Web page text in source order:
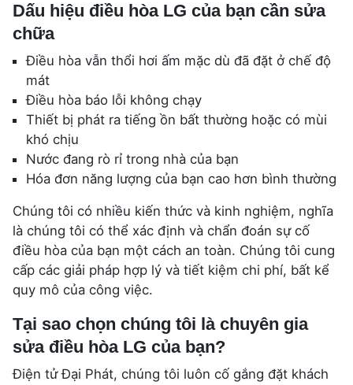
Dấu hiệu điều hòa LG của bạn cần sửa
chữa
Điều hòa vẫn thổi hơi ấm mặc dù đã đặt ở chế độ
mát
Điều hòa báo lỗi không chạy
Thiết bị phát ra tiếng ồn bất thường hoặc có mùi
khó chịu
Nước đang rò rỉ trong nhà của bạn
Hóa đơn năng lượng của bạn cao hơn bình thường
Chúng tôi có nhiều kiến ​​thức và kinh nghiệm, nghĩa
là chúng tôi có thể xác định và chẩn đoán sự cố
điều hòa của bạn một cách an toàn. Chúng tôi cung
cấp các giải pháp hợp lý và tiết kiệm chi phí, bất kể
quy mô của công việc.
Tại sao chọn chúng tôi là chuyên gia
sửa điều hòa LG của bạn?
Điện tử Đại Phát, chúng tôi luôn cố gắng đặt khách